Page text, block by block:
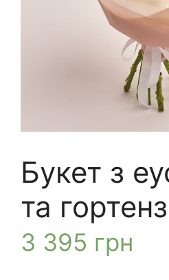
Букет з
та
3 395 грн